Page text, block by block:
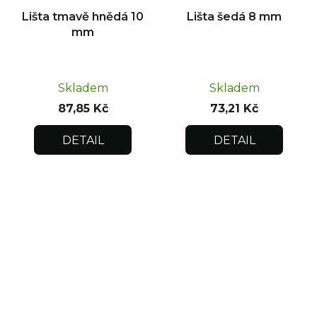
Lišta tmavě hnědá 10
mm
Skladem
87,85 Kč
DETAIL
Lišta šedá 8 mm
Skladem
73,21 Kč
DETAIL